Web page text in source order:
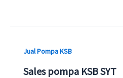
Jual Pompa KSB
Sales pompa KSB SYT